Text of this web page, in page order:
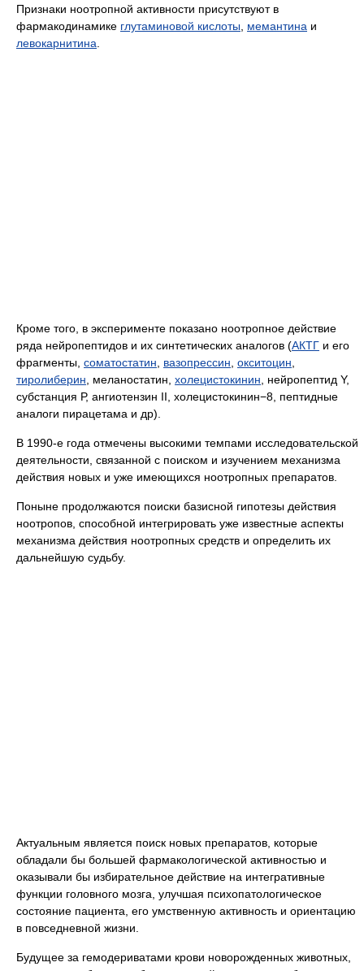
Признаки ноотропной активности присутствуют в
фармакодинамике глутаминовой кислоты мемантина и
левокарнитина
Кроме того, в эксперименте показано ноотропное действие
ряда нейропептидов и их синтетических аналогов (АКТГ и его
фрагменты, соматостатин вазопрессин окситоцин
тиролиберин , меланостатин, холецистокинин , нейропептид Y,
субстанция Р, ангиотензин II, холецистокинин−8, пептидные
аналоги пирацетама и др).
В 1990-е года отмечены высокими темпами исследовательской
деятельности, связанной с поиском и изучением механизма
действия новых и уже имеющихся ноотропных препаратов.
Поныне продолжаются поиски базисной гипотезы действия
ноотропов, способной интегрировать уже известные аспекты
механизма действия ноотропных средств и определить их
дальнейшую судьбу.
Актуальным является поиск новых препаратов, которые
обладали бы большей фармакологической активностью и
оказывали бы избирательное действие на интегративные
функции головного мозга, улучшая психопатологическое
состояние пациента, его умственную активность и ориентацию
в повседневной жизни.
Будущее за гемодериватами крови новорожденных животных,